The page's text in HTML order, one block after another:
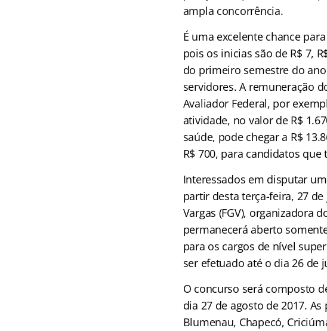
ampla concorrência.
É uma excelente chance
pois os inicias são de R$ 7,
do primeiro semestre do
servidores. A remuneração
Avaliador Federal, por
atividade, no valor de R$
saúde, pode chegar a R$
R$ 700, para candidatos que
Interessados em disputar
partir desta terça-feira, 27
Vargas (FGV), organizadora
permanecerá aberto
para os cargos de nível
ser efetuado até o dia 26 de
O concurso será composto
dia 27 de agosto de 2017.
Blumenau, Chapecó,